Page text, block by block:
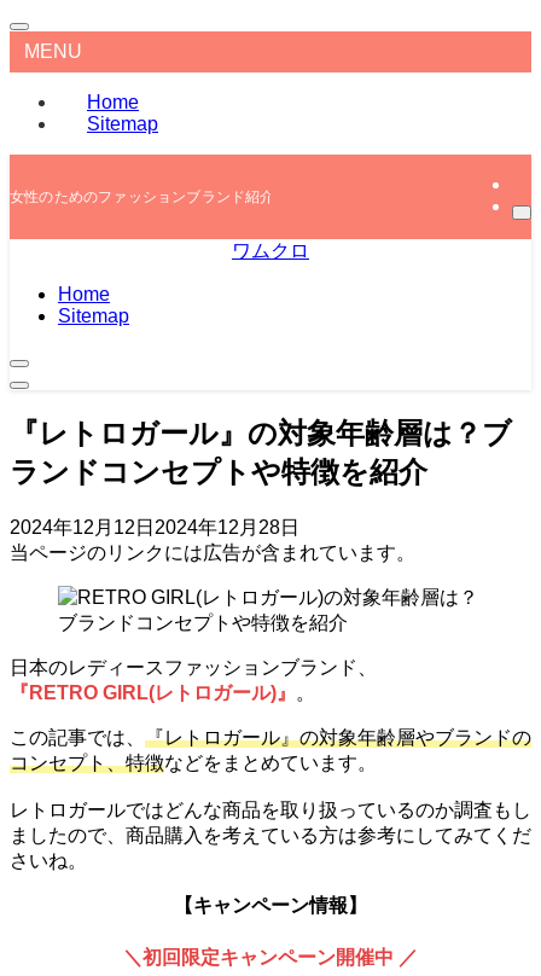
MENU
Home
Sitemap
女性のためのファッションブランド紹介
ワムクロ
Home
Sitemap
『レトロガール』の対象年齢層は？ブ
ランドコンセプトや特徴を紹介
2024年12月12日 2024年12月28日
当ページのリンクには広告が含まれています。
日本のレディースファッションブランド、
『RETRO GIRL(レトロガール)』
。
この記事では、 『レトロガール』の対象年齢層やブランドの
コンセプト、特徴などをまとめています。
レトロガールではどんな商品を取り扱っているのか調査もし
ましたので、商品購入を考えている方は参考にしてみてくだ
さいね。
【キャンペーン情報】
＼初回限定キャンペーン開催中 ／